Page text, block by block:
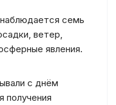
семь
ветер,
явления.
с днём
получения